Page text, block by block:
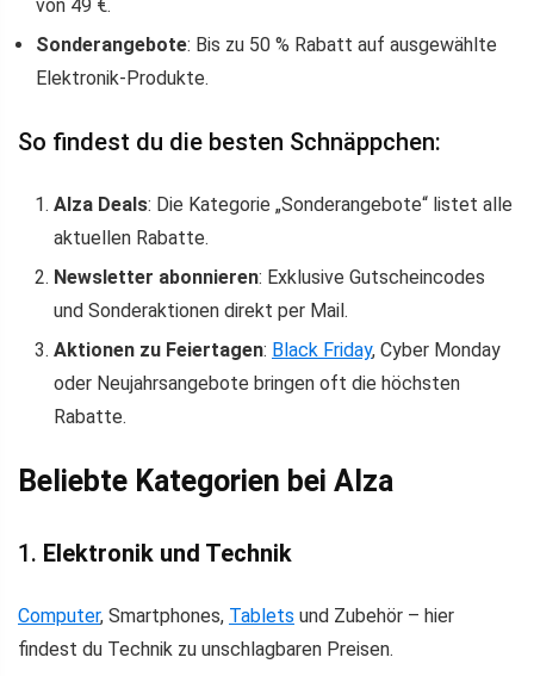
von 49 €.
Sonderangebote: Bis zu 50 % Rabatt auf ausgewählte
Elektronik-Produkte.
So findest du die besten Schnäppchen:
Alza Deals: Die Kategorie „Sonderangebote“ listet alle
aktuellen Rabatte.
Newsletter abonnieren: Exklusive Gutscheincodes
und Sonderaktionen direkt per Mail.
Aktionen zu Feiertagen: Black Friday, Cyber Monday
oder Neujahrsangebote bringen oft die höchsten
Rabatte.
Beliebte Kategorien bei Alza
1. Elektronik und Technik
Computer, Smartphones, Tablets und Zubehör – hier
findest du Technik zu unschlagbaren Preisen.